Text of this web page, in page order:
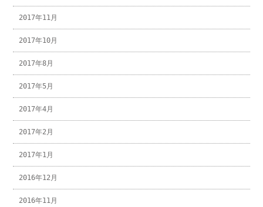
2017年11月
2017年10月
2017年8月
2017年5月
2017年4月
2017年2月
2017年1月
2016年12月
2016年11月